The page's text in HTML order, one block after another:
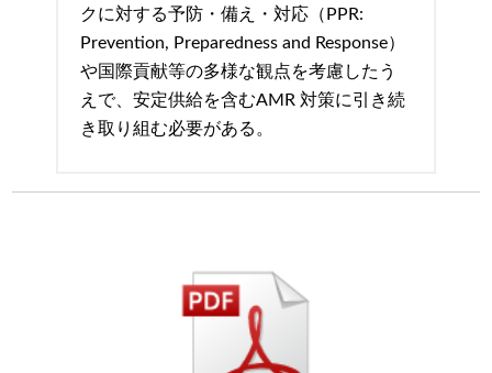
クに対する予防・備え・対応（PPR:
Prevention, Preparedness and Response）
や国際貢献等の多様な観点を考慮したう
えで、安定供給を含むAMR 対策に引き続
き取り組む必要がある。